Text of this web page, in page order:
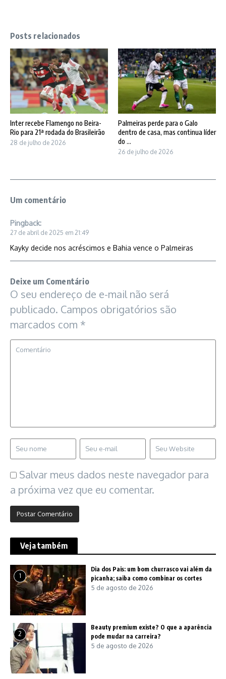
Posts relacionados
Inter recebe Flamengo no Beira-
Rio para 21ª rodada do Brasileirão
28 de julho de 2026
Palmeiras perde para o Galo
dentro de casa, mas continua líder
do ...
26 de julho de 2026
Um comentário
Pingback:
27 de abril de 2025 em 21:49
Kayky decide nos acréscimos e Bahia vence o Palmeiras
Deixe um Comentário
O seu endereço de e-mail não será
publicado. Campos obrigatórios são
marcados com *
Salvar meus dados neste navegador para
a próxima vez que eu comentar.
Veja também
1
Dia dos Pais: um bom churrasco vai além da
picanha; saiba como combinar os cortes
5 de agosto de 2026
2
Beauty premium existe? O que a aparência
pode mudar na carreira?
5 de agosto de 2026